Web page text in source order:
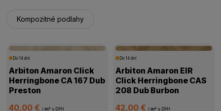
Kompozitné podlahy
Do 14 dní
Arbiton Amaron Click
Herringbone CA 167 Dub
Preston
40,00 €/ m² s DPH
Do 14 dní
Arbiton Amaron EIR
Click Herringbone CAS
208 Dub Burbon
42,00 € / m² s DPH